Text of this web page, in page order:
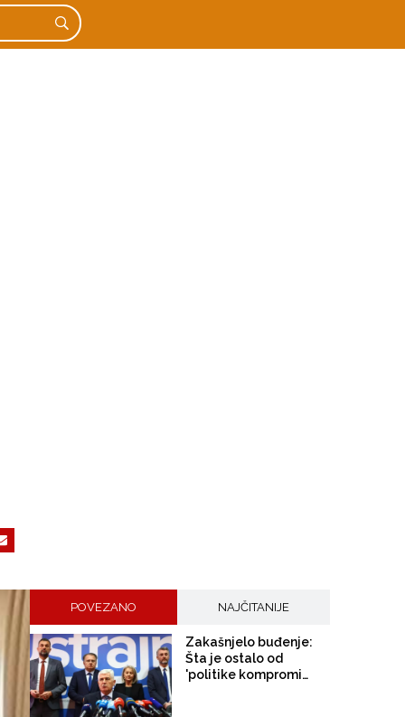
POVEZANO NAJČITANIJE
Zakašnjelo buđenje:
Šta je ostalo od
'politike kompromisa' s